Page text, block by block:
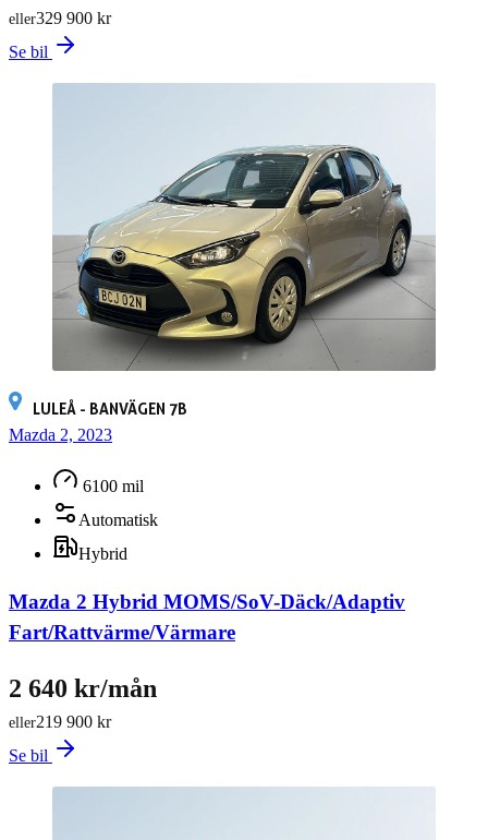
329 900 kr
eller
Se bil
LULEÅ - BANVÄGEN 7B
Mazda 2, 2023
6100 mil
Automatisk
Hybrid
Mazda 2 Hybrid MOMS/SoV-Däck/Adaptiv
Fart/Rattvärme/Värmare
219 900 kr
eller
2 640 kr/mån
Se bil